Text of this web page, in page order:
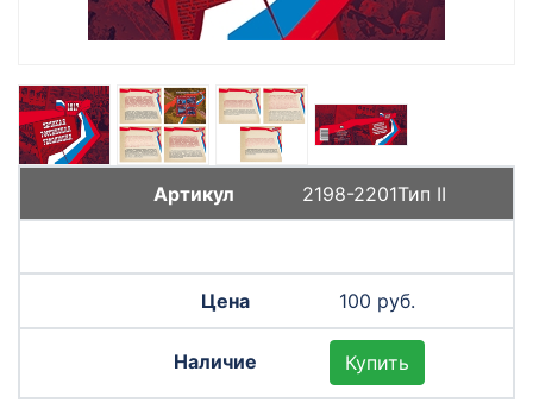
2198-2201Тип II
100 руб.
Купить